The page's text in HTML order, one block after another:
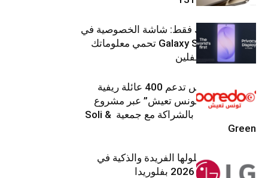
شاشتك، لعينيك فقط: شاشة الخصوصية في
جهاز Galaxy S26 Ultra تحمي معلوماتك
من أعين المتطفلين
Ooredoo تونس تدعم 400 عائلة ريفية
ضمن برنامج “تونس تعيش” عبر مشروع
تنموي مستدام بالشراكة مع جمعية Soli &
Green
إل جي تقدم حلولها الفريدة والذكية في
معرض (KBIS) 2026 بفلوريدا